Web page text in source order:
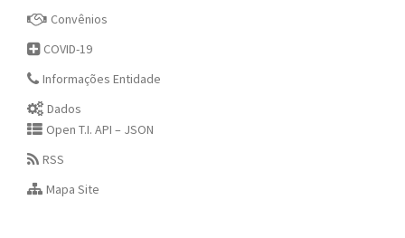
Convênios
COVID-19
Informações Entidade
Dados
Open T.I. API – JSON
RSS
Mapa Site